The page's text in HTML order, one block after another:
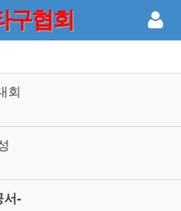
구협회
회
서-
치북5
치북5